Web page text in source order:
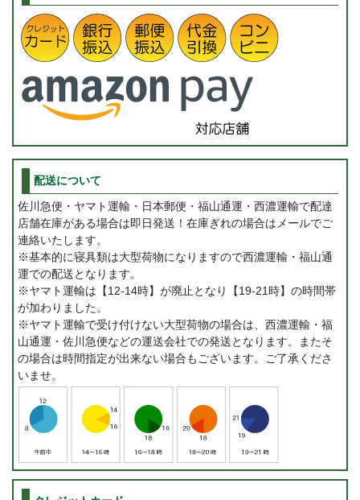
配送について
佐川急便・ヤマト運輸・日本郵便・福山通運・西濃運輸で配達
店舗在庫がある場合は即日発送！在庫ぎれの場合はメールでご
連絡いたします。
※基本的に寝具類は大型荷物になりますので西濃運輸・福山通
運での配送となります。
※ヤマト運輸は【12-14時】が廃止となり【19-21時】の時間帯
が加わりました。
※ヤマト運輸で受け付けない大型荷物の場合は、西濃運輸・福
山通運・佐川急便などの運送会社での発送となります。またそ
の場合は時間指定が出来ない場合もございます。ご了承くださ
いませ。